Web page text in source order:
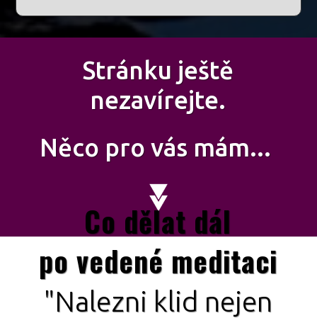
Stránku ještě
nezavírejte.
Něco pro vás mám...
Co dělat dál
po vedené meditaci
"Nalezni klid nejen